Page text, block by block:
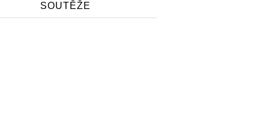
SOUTĚŽE